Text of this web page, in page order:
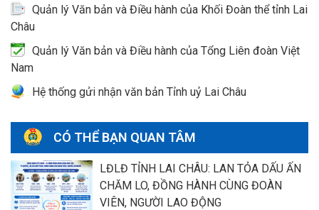
Quản lý Văn bản và Điều hành của Khối Đoàn thể tỉnh Lai
Châu
Quản lý Văn bản và Điều hành của Tổng Liên đoàn Việt
Nam
Hệ thống gửi nhận văn bản Tỉnh uỷ Lai Châu
CÓ THỂ BẠN QUAN TÂM
LĐLĐ TỈNH LAI CHÂU: LAN TỎA DẤU ẤN
CHĂM LO, ĐỒNG HÀNH CÙNG ĐOÀN
VIÊN, NGƯỜI LAO ĐỘNG